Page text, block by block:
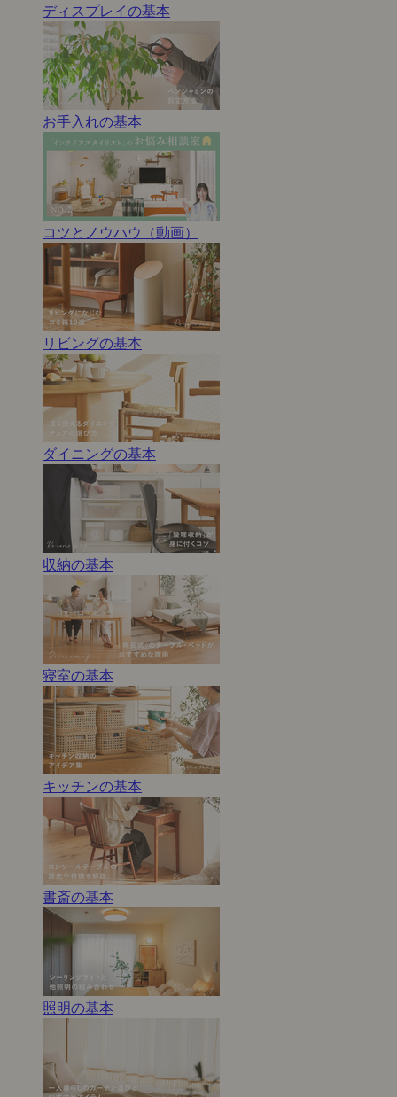
ディスプレイの基本
お手入れの基本
コツとノウハウ（動画）
リビングの基本
ダイニングの基本
収納の基本
寝室の基本
キッチンの基本
書斎の基本
照明の基本